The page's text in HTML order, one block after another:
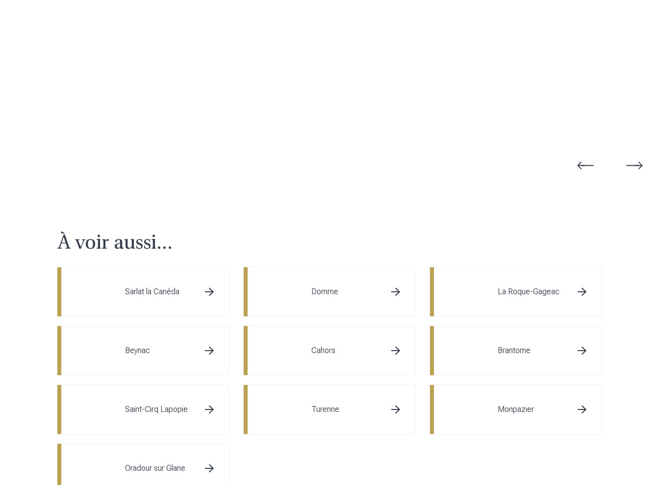
À voir aussi...
Sarlat la Canéda Domme La Roque-Gageac
Beynac Cahors Brantome
Saint-Cirq Lapopie Turenne Monpazier
Oradour sur Glane